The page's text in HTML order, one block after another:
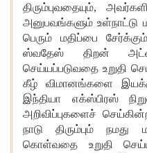
திரும்புவதையும்,
அனுபவங்களும் உள்நாட்டு
பெரும்
மதிப்பை சேர்க்கும்
ஸ்வதேஸ்
திறன்
செய்யப்படுவதை உறுதி
கீழ்
விமானங்களை
இந்தியா
எக்ஸ்பிரஸ்
அறிவிப்புகளைச்
நாடு
திரும்பும் நமது
கொள்வதை
உறுதி